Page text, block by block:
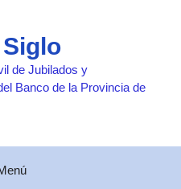
de Jubilados y
Banco de la Provincia de